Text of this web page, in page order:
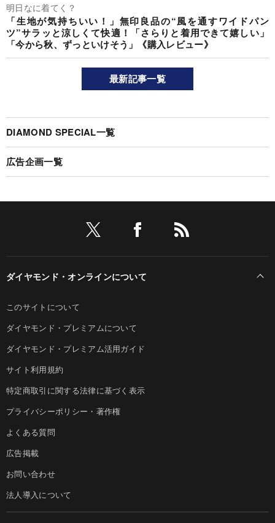
明日なに着てく？
「生地が気持ちいい！」無印良品の“風を通すワイドパン
ツ”サラッと涼しくて快適！「さらりと着用できて嬉しい」
「今から秋、ずっといけそう」《購入レビュー》
最新記事一覧
DIAMOND SPECIAL一覧
広告企画一覧
ダイヤモンド・オンラインについて
このサイトについて
ダイヤモンド・プレミアムについて
ダイヤモンド・プレミアム活用ガイド
サイト利用規約
特定商取引に関する法律に基づく表示
プライバシーポリシー・著作権
よくある質問
広告掲載
お問い合わせ
法人導入について